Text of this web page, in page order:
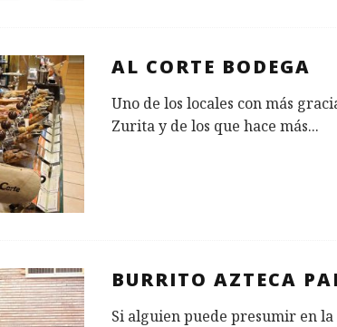
AL CORTE BODEGA
Uno de los locales con más
Zurita y de los que hace más...
BURRITO AZTECA
Si alguien puede presumir en